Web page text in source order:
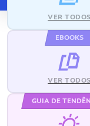
VER TODOS
EBOOKS
VER TODOS
GUIA DE